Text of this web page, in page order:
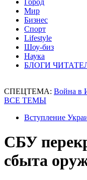
Город
Мир
Бизнес
Спорт
Lifestyle
Шоу-биз
Наука
БЛОГИ
СПЕЦТЕМА: Война в
ВСЕ ТЕМЫ
Вступление
СБУ
сбыта